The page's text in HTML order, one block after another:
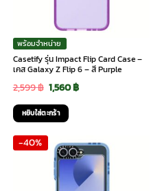
พร้อมจำหน่าย
Casetify รุ่น Impact Flip Card Case –
เคส Galaxy Z Flip 6 – สี Purple
2,599฿ Original
price
was:
2,599 ฿.
1,560฿Current
1,560 ฿.
หยิบใส่ตะกร้า
-40%